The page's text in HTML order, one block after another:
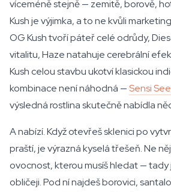
víceméně stejně — zemitě, borově,
Kush je výjimka, a to ne kvůli
OG Kush tvoří páteř celé odrůdy,
vitalitu, Haze natahuje cerebrální
Kush celou stavbu ukotví klasickou
kombinace není náhodná —Sensi
výsledná rostlina skutečně nabídla
A nabízí. Když otevřeš sklenici po
praští, je výrazná kyselá třešeň. Ne
ovocnost, kterou musíš hledat — tady
obličeji. Pod ní najdeš borovici,